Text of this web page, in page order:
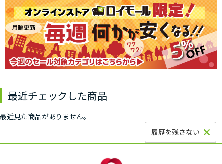
最近チェックした商品
最近見た商品がありません。
履歴を残さない